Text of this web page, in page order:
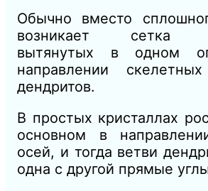
Обычно вместо
возникает сетка
вытянутых в одном
направлении
дендритов.
В простых кристаллах
основном в
осей, и тогда ветви
одна с другой прямые